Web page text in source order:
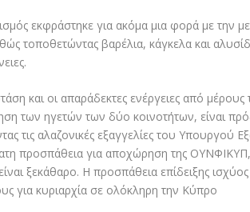
εκφράστηκε για ακόμα μια φορά με
τοποθετώντας βαρέλια, κάγκελα και
και οι απαράδεκτες ενέργειες από
των ηγετών των δύο κοινοτήτων, είναι
τις αλαζονικές εξαγγελίες του Υπουργού
προσπάθεια για αποχώρηση της ΟΥΝΦΙΚΥΠ,
ξεκάθαρο. Η προσπάθεια επίδειξης
για κυριαρχία σε ολόκληρη την Κύπρο